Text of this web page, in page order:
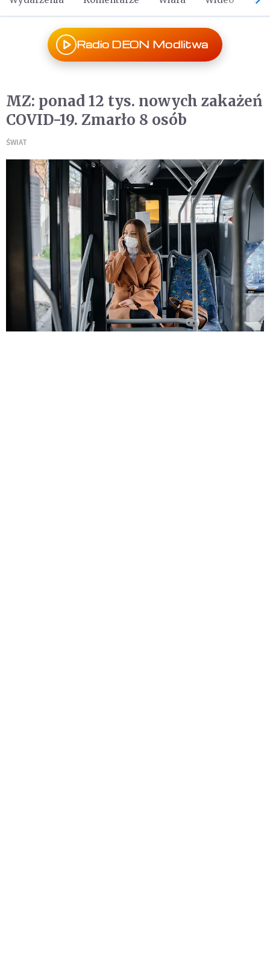
Radio DEON Modlitwa
MZ: ponad 12 tys. nowych zakażeń
COVID-19. Zmarło 8 osób
ŚWIAT